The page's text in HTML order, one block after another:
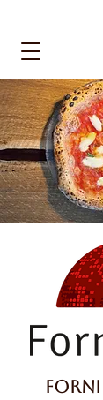
Forni